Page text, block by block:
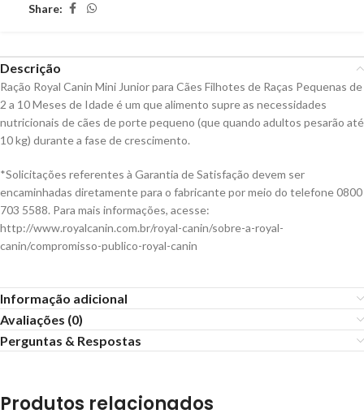
Share:
Descrição
Ração Royal Canin Mini Junior para Cães Filhotes de Raças Pequenas de
2 a 10 Meses de Idade é um que alimento supre as necessidades
nutricionais de cães de porte pequeno (que quando adultos pesarão até
10 kg) durante a fase de crescimento.
*Solicitações referentes à Garantia de Satisfação devem ser
encaminhadas diretamente para o fabricante por meio do telefone 0800
703 5588. Para mais informações, acesse:
http://www.royalcanin.com.br/royal-canin/sobre-a-royal-
canin/compromisso-publico-royal-canin
Informação adicional
Avaliações (0)
Perguntas & Respostas
Produtos relacionados